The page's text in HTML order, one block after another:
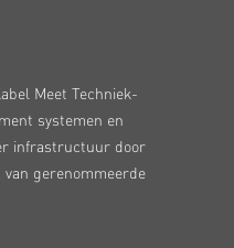
Meet Techniek-
systemen en
infrastructuur door
van gerenommeerde